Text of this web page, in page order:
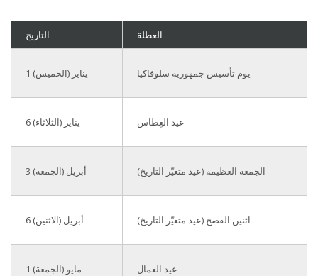
التاريخ العطلة
1 يناير (الخميس) يوم تأسيس جمهورية سلوفاكيا
6 يناير (الثلاثاء) عيد الغِطاس
3 أبريل (الجمعة) الجمعة العظيمة (عيد متغيّر التاريخ)
6 أبريل (الاثنين) اثنين الفصح (عيد متغيّر التاريخ)
1 مايو (الجمعة) عيد العمال